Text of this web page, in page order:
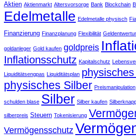
Aktien Aktienmarkt Altersvorsorge Bank Blockchain
Edelmetalle Edelmetalle physisch
Finanzierung Finanzplanung Flexibilität
goldanleger Gold kaufen goldpreis
Inflationsschutz Kapitalschutz
Liquiditätsengpas Liquiditätsplan physisches
physisches Silber Preismanipulation
schulden blase Silber Silber kaufen
silberpreis Steuern Tokenisierung
Vermögensschutz